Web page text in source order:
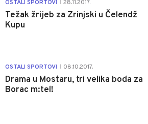
OSTALI SPORTOVI 28.11.2017.
Težak žrijeb za Zrinjski u Čelendž
Kupu
OSTALI SPORTOVI 08.10.2017.
Drama u Mostaru, tri velika boda za
Borac m:tel!